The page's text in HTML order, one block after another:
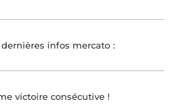
infos mercato :
victoire consécutive !